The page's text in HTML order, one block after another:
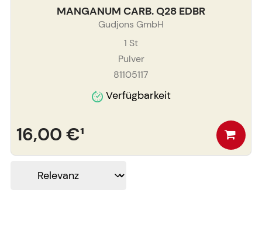
MANGANUM CARB. Q28 EDBR
Gudjons GmbH
1 St
Pulver
81105117
Verfügbarkeit
16,00 €¹